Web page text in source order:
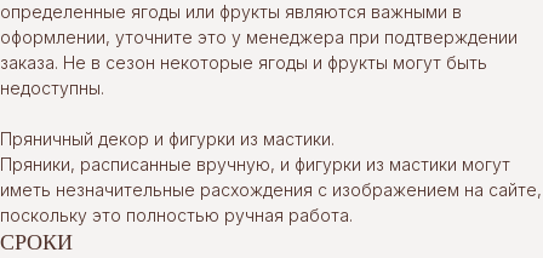
определенные ягоды или фрукты являются важными в
оформлении, уточните это у менеджера при подтверждении
заказа. Не в сезон некоторые ягоды и фрукты могут быть
недоступны.
Пряничный декор и фигурки из мастики.
Пряники, расписанные вручную, и фигурки из мастики могут
иметь незначительные расхождения с изображением на сайте,
поскольку это полностью ручная работа.
СРОКИ